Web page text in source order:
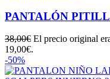
PANTALÓN
38,00€ El precio original
19,00€.
-50%